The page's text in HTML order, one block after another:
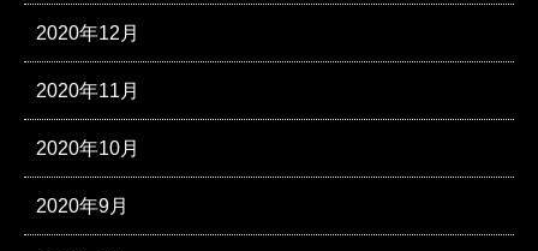
2020年12月
2020年11月
2020年10月
2020年9月